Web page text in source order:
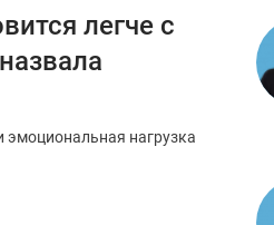
легче с
эмоциональная нагрузка